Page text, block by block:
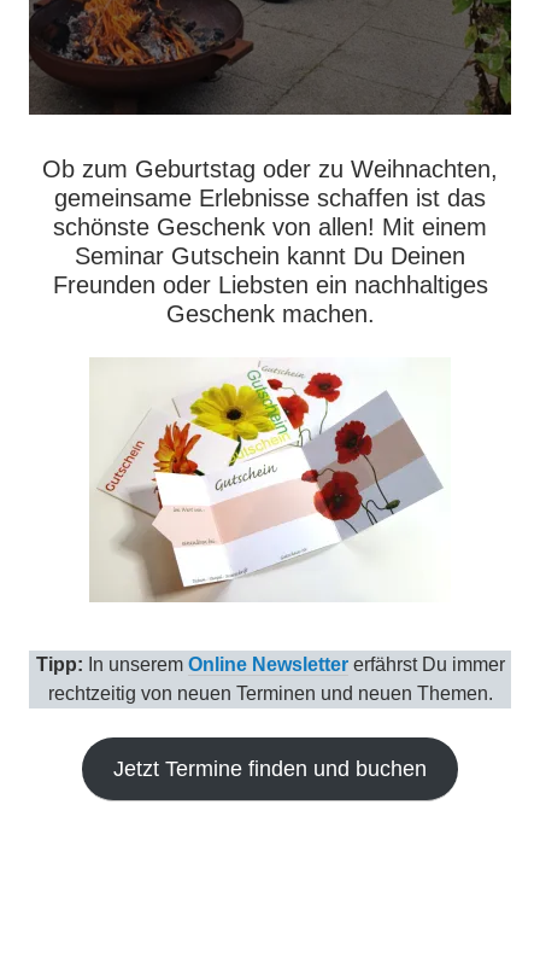
Ob zum Geburtstag oder zu Weihnachten,
gemeinsame Erlebnisse schaffen ist das
schönste Geschenk von allen! Mit einem
Seminar Gutschein kannt Du Deinen
Freunden oder Liebsten ein nachhaltiges
Geschenk machen.
Tipp: In unserem Online Newslettererfährst Du immer
rechtzeitig von neuen Terminen und neuen Themen.
Jetzt Termine finden und buchen